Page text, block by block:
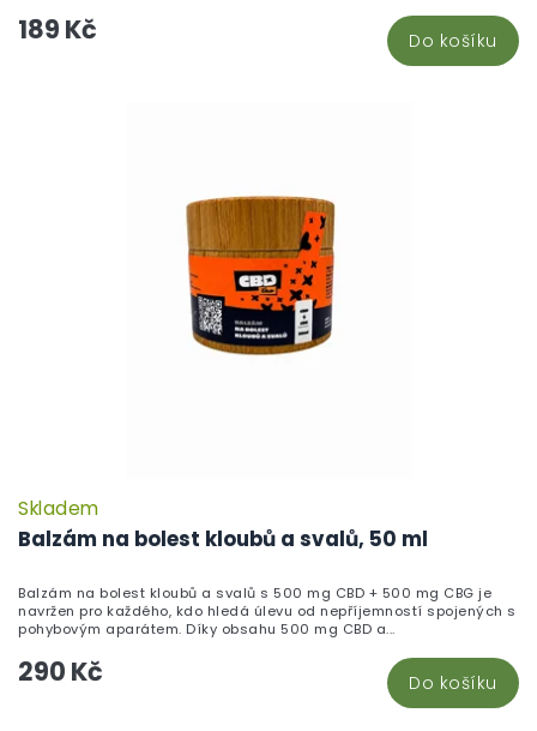
189 Kč Do košíku
Balzám na bolest kloubů a svalů, 50 ml
Skladem
290 Kč Do košíku
Balzám na bolest kloubů a svalů s 500 mg CBD + 500 mg CBG je
navržen pro každého, kdo hledá úlevu od nepříjemností spojených s
pohybovým aparátem. Díky obsahu 500 mg CBD a...